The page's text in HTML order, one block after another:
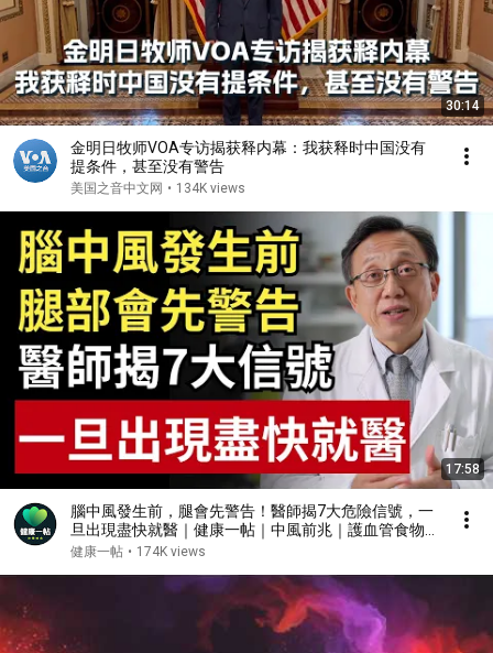
30:14
金明日牧师VOA专访揭获释内幕：我获释时中国没有
提条件，甚至没有警告
美国之音中文网 • 134K views
17:58
腦中風發生前，腿會先警告！醫師揭7大危險信號，一
旦出現盡快就醫｜健康一帖｜中風前兆｜護血管食物｜
腦中風症狀
健康一帖 • 174K views